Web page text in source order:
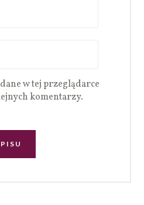
w tej przeglądarce
komentarzy.